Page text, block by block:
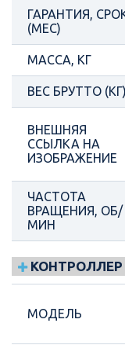
ГАРАНТИЯ,
(МЕС)
МАССА, КГ
ВЕС БРУТТО (КГ)
ВНЕШНЯЯ
ССЫЛКА НА
ИЗОБРАЖЕНИЕ
ЧАСТОТА
ВРАЩЕНИЯ, ОБ/
МИН
КОНТРОЛЛЕР
МОДЕЛЬ